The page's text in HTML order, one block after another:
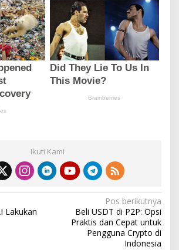
Ikuti Kami
Lakukan
Pos berikutnya
Beli USDT di P2P: Opsi
Praktis dan Cepat untuk
Pengguna Crypto di
Indonesia